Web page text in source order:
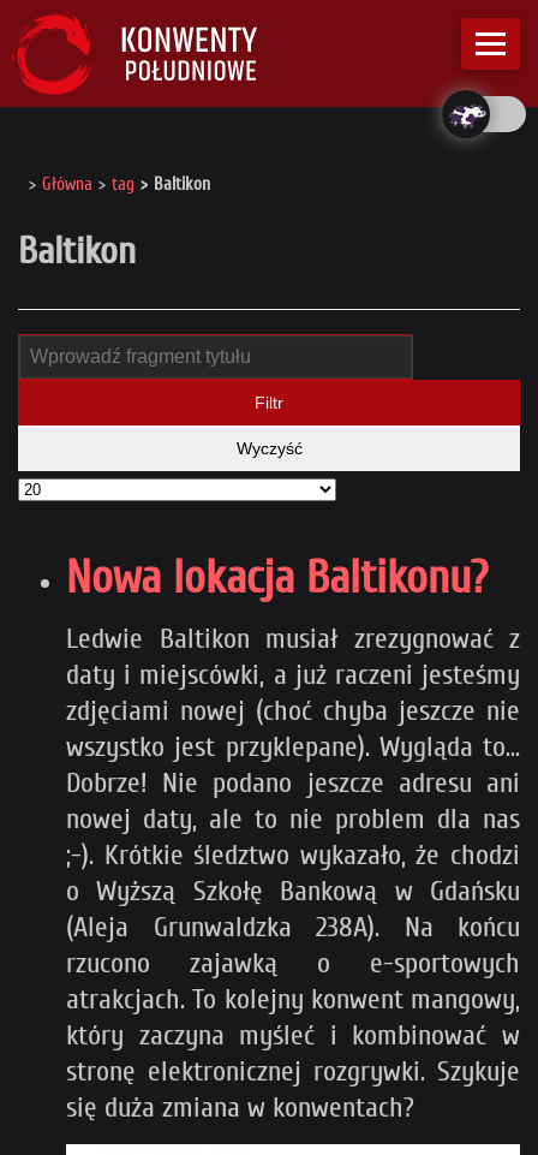
Główna tag Baltikon
Baltikon
Filtr
Wyczyść
Nowa lokacja Baltikonu?
Ledwie Baltikon musiał zrezygnować z
daty i miejscówki, a już raczeni jesteśmy
zdjęciami nowej (choć chyba jeszcze nie
wszystko jest przyklepane). Wygląda to...
Dobrze! Nie podano jeszcze adresu ani
nowej daty, ale to nie problem dla nas
;-). Krótkie śledztwo wykazało, że chodzi
o Wyższą Szkołę Bankową w Gdańsku
(Aleja Grunwaldzka 238A). Na końcu
rzucono zajawką o e-sportowych
atrakcjach. To kolejny konwent mangowy,
który zaczyna myśleć i kombinować w
stronę elektronicznej rozgrywki. Szykuje
się duża zmiana w konwentach?